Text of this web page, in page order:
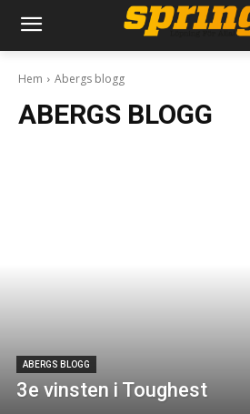
Hem Abergs blogg
ABERGS BLOGG
ABERGS BLOGG
3e vinsten i Toughest